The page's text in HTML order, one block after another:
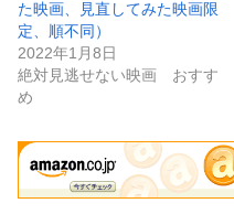
た映画、見直してみた映画限
定、順不同）
2022年1月8日
絶対見逃せない映画 おすす
め